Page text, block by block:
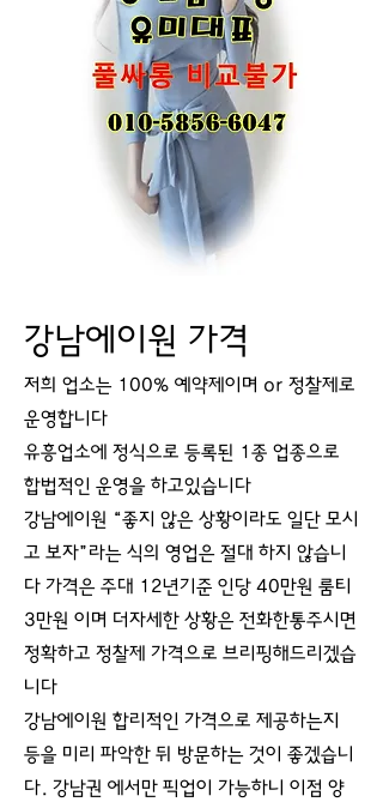
강남에이원 가격
저희 업소는 100% 예약제이며 or 정찰제로
운영합니다
유흥업소에 정식으로 등록된 1종 업종으로
합법적인 운영을 하고있습니다
강남에이원 “좋지 않은 상황이라도 일단 모시
고 보자”라는 식의 영업은 절대 하지 않습니
다 가격은 주대 12년기준 인당 40만원 룸티
3만원 이며 더자세한 상황은 전화한통주시면
정확하고 정찰제 가격으로 브리핑해드리겠습
니다
강남에이원 합리적인 가격으로 제공하는지
등을 미리 파악한 뒤 방문하는 것이 좋겠습니
다. 강남권 에서만 픽업이 가능하니 이점 양